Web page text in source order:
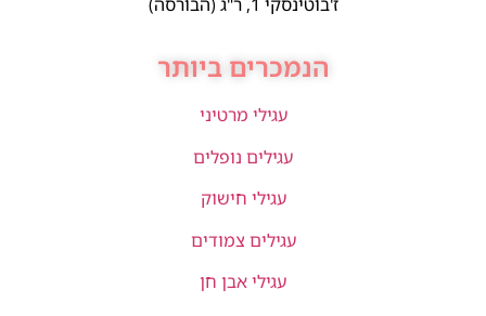
הנמכרים ביותר
עגילי מרטיני
עגילים נופלים
עגילי חישוק
עגילים צמודים
עגילי אבן חן